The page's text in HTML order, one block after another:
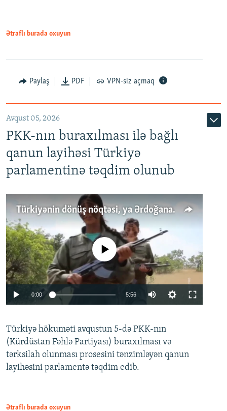
Ətraflı burada oxuyun
Paylaş PDF VPN-siz açmaq
Avqust 05, 2026
PKK-nın buraxılması ilə bağlı
qanun layihəsi Türkiyə
parlamentinə təqdim olunub
Türkiyənin dönüş nöqtəsi, ya Ərdoğana üçüncü şans: PKK ilə qəfil barışıq nə deməkdir?
Auto 240p 360p 480p
720p 1080p
No media source currently available
0:00 5:56
360p
480p
Türkiyə hökuməti avqustun 5-də PKK-nın
(Kürdüstan Fəhlə Partiyası) buraxılması və
tərksilah olunması prosesini tənzimləyən qanun
layihəsini parlamentə təqdim edib.
Ətraflı burada oxuyun